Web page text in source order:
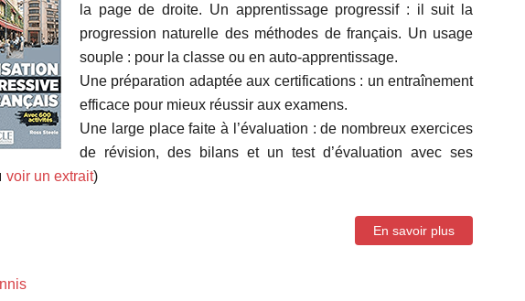
la page de droite. Un apprentissage progressif : il suit la
progression naturelle des méthodes de français. Un usage
souple : pour la classe ou en auto-apprentissage.
Une préparation adaptée aux certifications : un entraînement
efficace pour mieux réussir aux examens.
Une large place faite à l’évaluation : de nombreux exercices
de révision, des bilans et un test d’évaluation avec ses
voir un extrait)
En savoir plus